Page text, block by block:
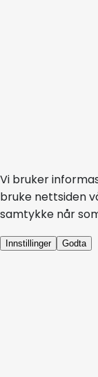
Vi bruker
bruke nettsiden
samtykke når
Innstillinger Godta